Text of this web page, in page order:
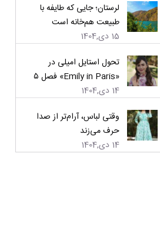
لرستان؛ جایی که طایفه با
طبیعت هم‌خانه است
15 دی,1404
تحول استایل امیلی در
«Emily in Paris» فصل ۵
14 دی,1404
وقتی لباس، آرام‌تر از صدا
حرف می‌زند
14 دی,1404